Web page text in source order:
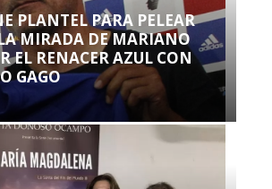
PLANTEL PARA PELEAR
MIRADA DE MARIANO
EL RENACER AZUL CON
GAGO